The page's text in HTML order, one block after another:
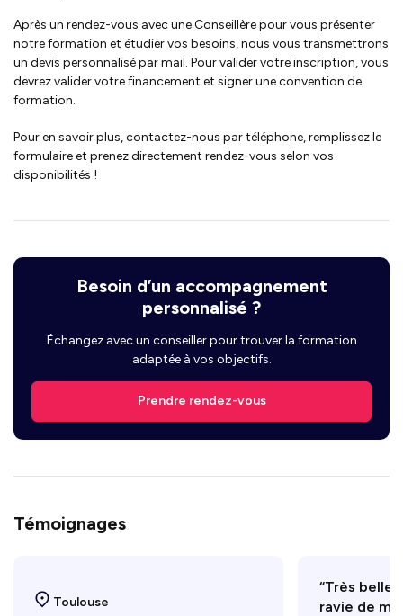
Après un rendez-vous avec une Conseillère pour vous présenter
notre formation et étudier vos besoins, nous vous transmettrons
un devis personnalisé par mail. Pour valider votre inscription, vous
devrez valider votre financement et signer une convention de
formation.
Pour en savoir plus, contactez-nous par téléphone, remplissez le
formulaire et prenez directement rendez-vous selon vos
disponibilités !
Besoin d’un accompagnement
personnalisé ?
Échangez avec un conseiller pour trouver la formation
adaptée à vos objectifs.
Prendre rendez-vous
Témoignages
Toulouse
“Très belle
ravie de